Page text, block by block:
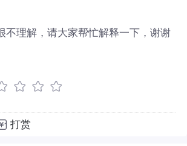
不理解，请大家帮忙解释一下，谢谢
打赏